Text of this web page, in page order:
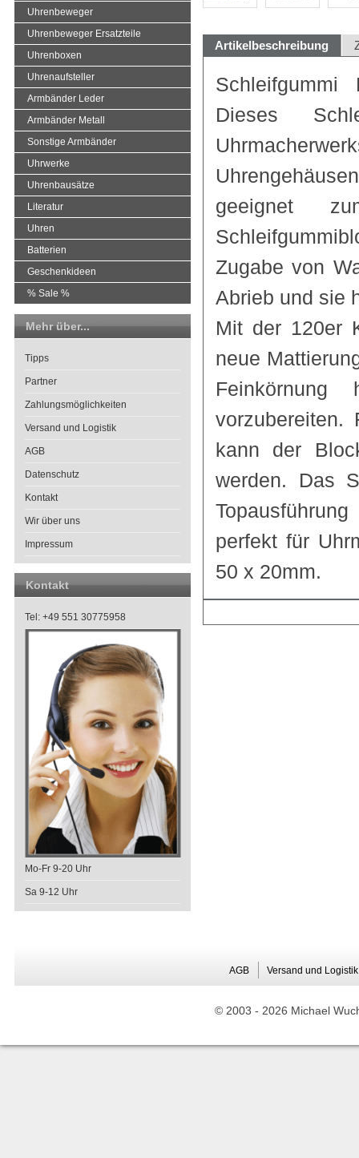
Artikelbeschreibung
Dieses
geeignet
Zugabe von
Abrieb und sie
Mit der 120er
neue
vorzubereiten.
kann der
werden. Das
perfekt für
50 x 20mm.
Uhrenbeweger
Uhrenbeweger Ersatzteile
Uhrenboxen
Uhrenaufsteller
Armbänder Leder
Armbänder Metall
Sonstige Armbänder
Uhrwerke
Uhrenbausätze
Literatur
Uhren
Batterien
Geschenkideen
% Sale %
Mehr über...
Tipps
Partner
Zahlungsmöglichkeiten
Versand und Logistik
AGB
Datenschutz
Kontakt
Wir über uns
Impressum
Kontakt
Tel: +49 551 30775958
Mo-Fr 9-20 Uhr
Sa 9-12 Uhr
AGB Versand und Logistik
© 2003 - 2026 Michael